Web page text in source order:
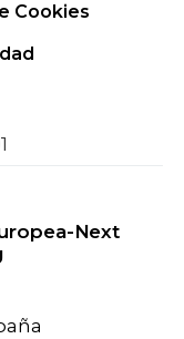
Cookies
Next